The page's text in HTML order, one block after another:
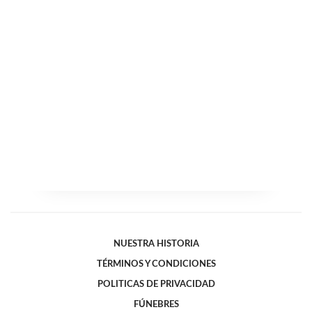
NUESTRA HISTORIA
TÉRMINOS Y CONDICIONES
POLITICAS DE PRIVACIDAD
FÚNEBRES